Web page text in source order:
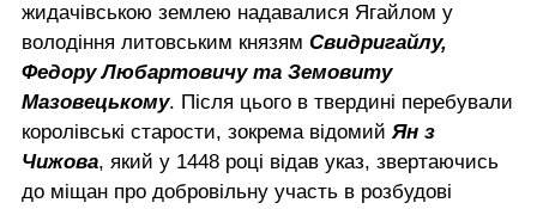
жидачівською землею надавалися Ягайлом у
володіння литовським князям Свидригайлу,
Федору Любартовичу та Земовиту
Мазовецькому. Після цього в твердині перебували
королівські старости, зокрема відомий Ян з
Чижова, який у 1448 році відав указ, звертаючись
до міщан про добровільну участь в розбудові